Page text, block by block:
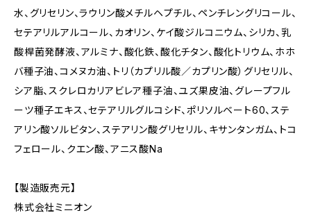
水、グリセリン、ラウリン酸メチルヘプチル、ペンチレングリコール、
セテアリルアルコール、カオリン、ケイ酸ジルコニウム、シリカ、乳
酸桿菌発酵液、アルミナ、酸化鉄、酸化チタン、酸化トリウム、ホホ
バ種子油、コメヌカ油、トリ（カプリル酸／カプリン酸）グリセリル、
シア脂、スクレロカリアビレア種子油、ユズ果皮油、グレープフル
ーツ種子エキス、セテアリルグルコシド、ポリソルベート60、ステ
アリン酸ソルビタン、ステアリン酸グリセリル、キサンタンガム、トコ
フェロール、クエン酸、アニス酸Na
【製造販売元】
株式会社ミニオン